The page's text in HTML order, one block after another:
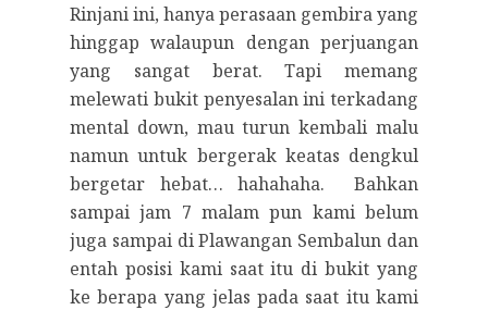
Rinjani ini, hanya perasaan gembira yang
hinggap walaupun dengan perjuangan
yang sangat berat. Tapi memang
melewati bukit penyesalan ini terkadang
mental down, mau turun kembali malu
namun untuk bergerak keatas dengkul
bergetar hebat… hahahaha. Bahkan
sampai jam 7 malam pun kami belum
juga sampai di Plawangan Sembalun dan
entah posisi kami saat itu di bukit yang
ke berapa yang jelas pada saat itu kami